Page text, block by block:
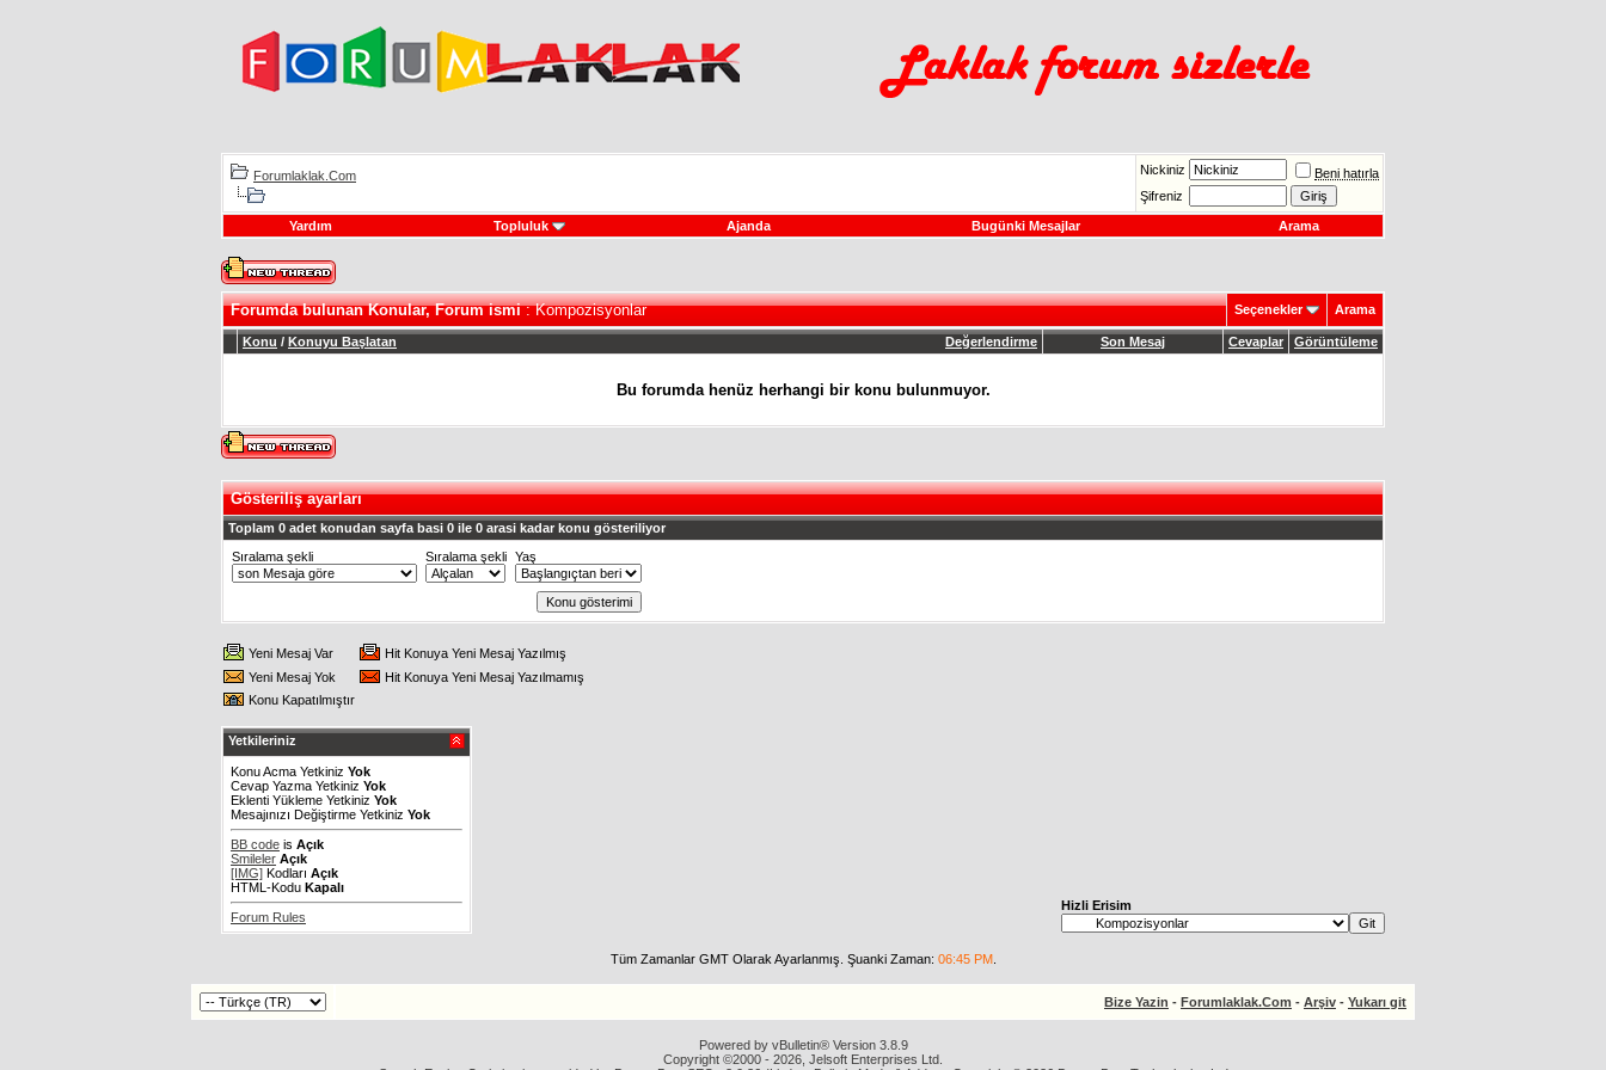
Forumlaklak.Com Nickiniz
Beni hatırla
Şifreniz
Yardım Topluluk Ajanda Bugünki Mesajlar Arama
Forumda bulunan Konular, Forum ismi: Kompozisyonlar Seçenekler Arama
Değerlendirme
Konu / Konuyu Başlatan Son Mesaj Cevaplar Görüntüleme
Bu forumda henüz herhangi bir konu bulunmuyor.
Gösteriliş ayarları
Toplam 0 adet konudan sayfa basi 0 ile 0 arasi kadar konu gösteriliyor
Sıralama şekli
Sıralama şekli Yaş
Yeni Mesaj Var
Hit Konuya Yeni Mesaj Yazılmış
Yeni Mesaj Yok
Hit Konuya Yeni Mesaj Yazılmamış
Konu Kapatılmıştır
Yetkileriniz
Konu Acma Yetkiniz Yok
Cevap Yazma Yetkiniz Yok
Eklenti Yükleme Yetkiniz Yok
Mesajınızı Değiştirme Yetkiniz Yok
BB code is Açık
Smileler Açık
[IMG] Kodları Açık
HTML-Kodu Kapalı
Forum Rules
Hizli Erisim
Tüm Zamanlar GMT Olarak Ayarlanmış. Şuanki Zaman: 06:45 PM.
Bize Yazin - Forumlaklak.Com - Arşiv - Yukarı git
Powered by vBulletin® Version 3.8.9
Copyright ©2000 - 2026, Jelsoft Enterprises Ltd.